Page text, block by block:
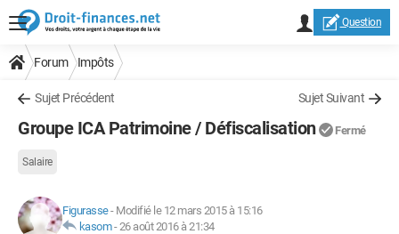
Question
Forum Impôts
Sujet Précédent Sujet Suivant
Groupe ICA Patrimoine / Défiscalisation Fermé
Salaire
Figurasse- Modifié le 12 mars 2015 à 15:16
kasom-26 août 2016 à 21:34